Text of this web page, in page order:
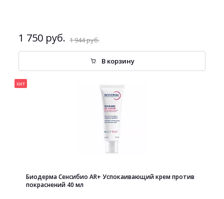
1 750 руб. 1 944 руб.
В корзину
хит
Биодерма Сенсибио AR+ Успокаивающий крем против
покраснений 40 мл